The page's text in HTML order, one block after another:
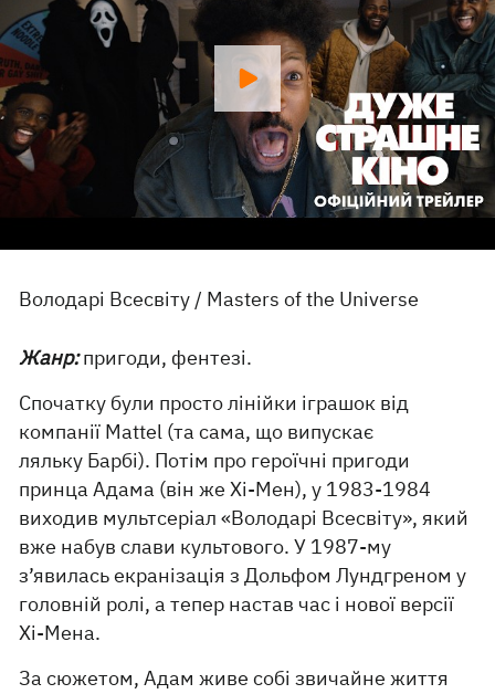
Володарі Всесвіту / Masters of the Universe
Жанр:пригоди, фентезі.
Спочатку були просто лінійки іграшок від
компанії Mattel (та сама, що випускає
ляльку Барбі). Потім про героїчні пригоди
принца Адама (він же Хі-Мен), у 1983-1984
виходив мультсеріал «Володарі Всесвіту», який
вже набув слави культового. У 1987-му
з’явилась екранізація з Дольфом Лундгреном у
головній ролі, а тепер настав час і нової версії
Хі-Мена.
За сюжетом, Адам живе собі звичайне життя